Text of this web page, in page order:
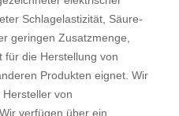
Schlagelastizität, Säure-
geringen Zusatzmenge,
für die Herstellung von
Produkten eignet. Wir
von
verfügen über ein